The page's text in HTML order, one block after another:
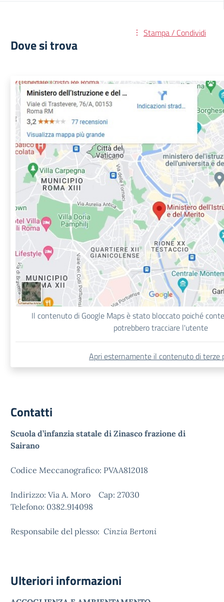
Stampa / Condividi
Dove si trova
Il contenuto di Google Maps è stato bloccato poiché
potrebbero tracciare l'utente
Apri esternamente il contenuto di terze
Contatti
Scuola d’infanzia statale di Zinasco frazione di
Sairano
Codice Meccanografico: PVAA812018
Indirizzo: Via A. Moro Cap: 27030
Telefono: 0382.914098
Responsabile del plesso: Cinzia Bertoni
Ulteriori informazioni